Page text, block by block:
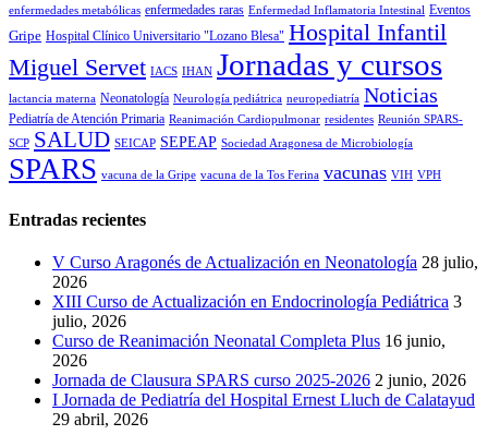
enfermedades metabólicas enfermedades raras Enfermedad Inflamatoria Intestinal Eventos
Gripe Hospital Clínico Universitario "Lozano Blesa" Hospital Infantil
Miguel Servet IACS IHAN Jornadas y cursos
lactancia materna Neonatología Neurología pediátrica neuropediatría Noticias
Pediatría de Atención Primaria Reanimación Cardiopulmonar residentes Reunión SPARS-
SCP SALUD SEICAP SEPEAP Sociedad Aragonesa de Microbiología
SPARS vacuna de la Gripe vacuna de la Tos Ferina vacunas VIH VPH
Entradas recientes
V Curso Aragonés de Actualización en Neonatología 28 julio,
2026
XIII Curso de Actualización en Endocrinología Pediátrica 3
julio, 2026
Curso de Reanimación Neonatal Completa Plus 16 junio,
2026
Jornada de Clausura SPARS curso 2025-2026 2 junio, 2026
I Jornada de Pediatría del Hospital Ernest Lluch de Calatayud
29 abril, 2026